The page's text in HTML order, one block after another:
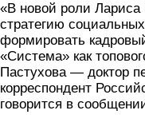
«В новой роли Лариса
стратегию
формировать
«Система» как
Пастухова — доктор
корреспондент
говорится в